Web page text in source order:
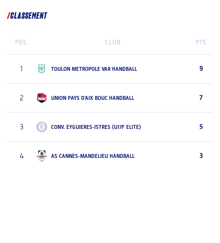
CLASSEMENT
POS. CLUB PTS
1 TOULON METROPOLE VAR HANDBALL 9
2 UNION PAYS D'AIX BOUC HANDBALL 7
3 CONV. EYGUIERES-ISTRES (U17F ELITE) 5
4 AS CANNES-MANDELIEU HANDBALL 3